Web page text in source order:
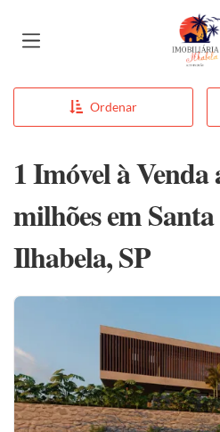
Ordenar
1 Imóvel à Venda
milhões em
Ilhabela, SP